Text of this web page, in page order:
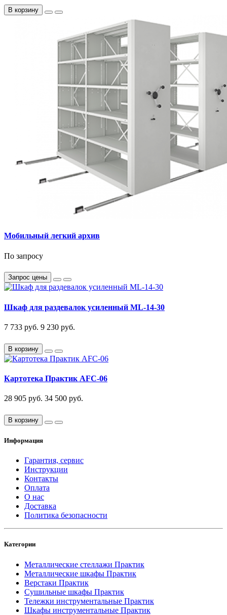
В корзину
Мобильный легкий архив
По запросу
Запрос цены
Шкаф для раздевалок усиленный ML-14-30
7 733 руб. 9 230 руб.
В корзину
Картотека Практик AFC-06
28 905 руб. 34 500 руб.
В корзину
Информация
Гарантия, сервис
Инструкции
Контакты
Оплата
О нас
Доставка
Политика безопасности
Категории
Металлические стеллажи Практик
Металлические шкафы Практик
Верстаки Практик
Сушильные шкафы Практик
Тележки инструментальные Практик
Шкафы инструментальные Практик